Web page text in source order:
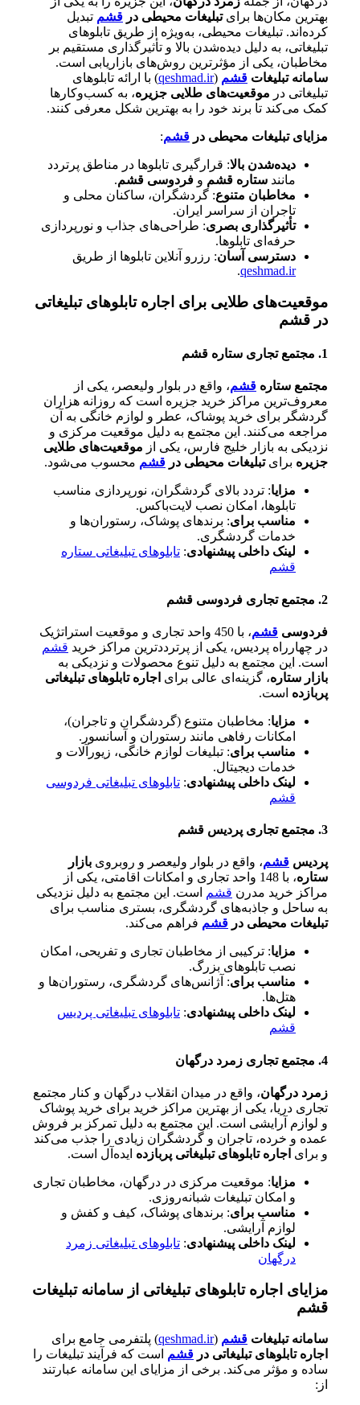
بهترین مکان‌ها برایتبلیغات محیطی در قشم تبدیل
کرده‌اند. تبلیغات محیطی، به‌ویژه از طریق تابلوهای
تبلیغاتی، به دلیل دیده‌شدن بالا و تأثیرگذاری مستقیم بر
مخاطبان، یکی از مؤثرترین روش‌های بازاریابی است.
سامانه تبلیغات قشم (
qeshmad.ir) با ارائه تابلوهای
تبلیغاتی در موقعیت‌های طلایی جزیره، به کسب‌وکارها
کمک می‌کند تا برند خود را به بهترین شکل معرفی کنند.
مزایای تبلیغات محیطی در قشم:
دیده‌شدن بالا: قرارگیری تابلوها در مناطق پرتردد
مانند ستاره قشم و فردوسی قشم.
مخاطبان متنوع: گردشگران، ساکنان محلی و
تاجران از سراسر ایران.
تأثیرگذاری بصری: طراحی‌های جذاب و نورپردازی
حرفه‌ای تابلوها.
دسترسی آسان: رزرو آنلاین تابلوها از طریق
qeshmad.ir
.
موقعیت‌های طلایی برای اجاره تابلوهای تبلیغاتی
در قشم
1. مجتمع تجاری ستاره قشم
مجتمع ستاره قشم، واقع در بلوار ولیعصر، یکی از
معروف‌ترین مراکز خرید جزیره است که روزانه هزاران
گردشگر برای خرید پوشاک، عطر و لوازم خانگی به آن
مراجعه می‌کنند. این مجتمع به دلیل موقعیت مرکزی و
نزدیکی به بازار خلیج فارس، یکی از موقعیت‌های طلایی
جزیره برایتبلیغات محیطی در قشم محسوب می‌شود.
مزایا: تردد بالای گردشگران، نورپردازی مناسب
تابلوها، امکان نصب لایت‌باکس.
مناسب برای: برندهای پوشاک، رستوران‌ها و
خدمات گردشگری.
لینک داخلی پیشنهادی: تابلوهای تبلیغاتی ستاره
قشم
2. مجتمع تجاری فردوسی قشم
فردوسی قشم
، با 450 واحد تجاری و موقعیت استراتژیک
در چهارراه پردیس، یکی از پرترددترین مراکز خرید قشم
است. این مجتمع به دلیل تنوع محصولات و نزدیکی به
بازار ستاره، گزینه‌ای عالی برای اجاره تابلوهای تبلیغاتی
پربازده است.
مزایا: مخاطبان متنوع (گردشگران و تاجران)،
امکانات رفاهی مانند رستوران و آسانسور.
مناسب برای: تبلیغات لوازم خانگی، زیورآلات و
خدمات دیجیتال.
لینک داخلی پیشنهادی: تابلوهای تبلیغاتی فردوسی
قشم
3. مجتمع تجاری پردیس قشم
پردیس قشم، واقع در بلوار ولیعصر و روبروی بازار
ستاره
، با 148 واحد تجاری و امکانات اقامتی، یکی از
مراکز خرید مدرن قشم است. این مجتمع به دلیل نزدیکی
به ساحل و جاذبه‌های گردشگری، بستری مناسب برای
تبلیغات محیطی در قشم فراهم می‌کند.
مزایا: ترکیبی از مخاطبان تجاری و تفریحی، امکان
نصب تابلوهای بزرگ.
مناسب برای: آژانس‌های گردشگری، رستوران‌ها و
هتل‌ها.
لینک داخلی پیشنهادی: تابلوهای تبلیغاتی پردیس
قشم
4. مجتمع تجاری زمرد درگهان
زمرد درگهان، واقع در میدان انقلاب درگهان و کنار مجتمع
تجاری دریا، یکی از بهترین مراکز خرید برای خرید پوشاک
و لوازم آرایشی است. این مجتمع به دلیل تمرکز بر فروش
عمده و خرده، تاجران و گردشگران زیادی را جذب می‌کند
و برای اجاره تابلوهای تبلیغاتی پربازده ایده‌آل است.
مزایا: موقعیت مرکزی در درگهان، مخاطبان تجاری
و امکان تبلیغات شبانه‌روزی.
مناسب برای: برندهای پوشاک، کیف و کفش و
لوازم آرایشی.
لینک داخلی پیشنهادی: تابلوهای تبلیغاتی زمرد
درگهان
مزایای اجاره تابلوهای تبلیغاتی از سامانه تبلیغات
قشم
سامانه تبلیغات قشم (
qeshmad.ir) پلتفرمی جامع برای
اجاره تابلوهای تبلیغاتی در قشم است که فرآیند تبلیغات را
ساده و مؤثر می‌کند. برخی از مزایای این سامانه عبارتند
از: